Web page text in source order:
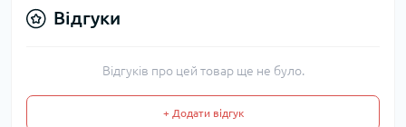
Відгуки
Відгуків про цей товар ще не було.
+ Додати відгук